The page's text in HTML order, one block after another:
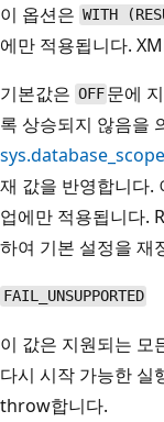
이 옵션은 WITH
에만 적용됩니다.
기본값은 OFF 문에
록 상승되지 않음을
재 값을 반영합니다
업에만 적용됩니다.
하여 기본 설정을 재
FAIL_UNSUPPORTED
이 값은 지원되는 모
다시 시작 가능한 실
throw합니다.